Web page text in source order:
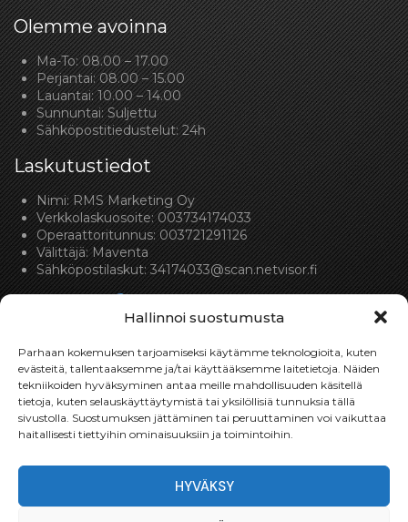
Hallinnoi suostumusta
Parhaan kokemuksen tarjoamiseksi käytämme teknologioita, kuten
evästeitä, tallentaaksemme ja/tai käyttääksemme laitetietoja. Näiden
tekniikoiden hyväksyminen antaa meille mahdollisuuden käsitellä
tietoja, kuten selauskäyttäytymistä tai yksilöllisiä tunnuksia tällä
sivustolla. Suostumuksen jättäminen tai peruuttaminen voi vaikuttaa
haitallisesti tiettyihin ominaisuuksiin ja toimintoihin.
HYVÄKSY
Olemme avoinna
Ma-To: 08.00 – 17.00
Perjantai: 08.00 – 15.00
Lauantai: 10.00 – 14.00
Sunnuntai: Suljettu
Sähköpostitiedustelut: 24h
Laskutustiedot
Nimi: RMS Marketing Oy
Verkkolaskuosoite: 003734174033
Operaattoritunnus: 003721291126
Välittäjä: Maventa
Sähköpostilaskut:34174033@scan.netvisor.fi
Toimitukset
Toimitamme osat perille toimitusperiaatteella siihen
osan toimitettavan.
Toimitusaika on yleensä noin yksi (1) viikko tilauspäivästä.
Toimitus- & takuuehdot